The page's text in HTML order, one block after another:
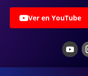
Ver en YouTube